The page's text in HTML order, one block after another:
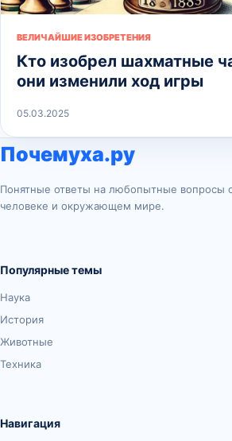
ВЕЛИЧАЙШИЕ ИЗОБРЕТЕНИЯ
Кто изобрел шахматные
они изменили ход игры
05.03.2025
Почемуха.ру
Понятные ответы на любопытные вопросы
человеке и окружающем мире.
Популярные темы
Наука
История
Животные
Техника
Навигация